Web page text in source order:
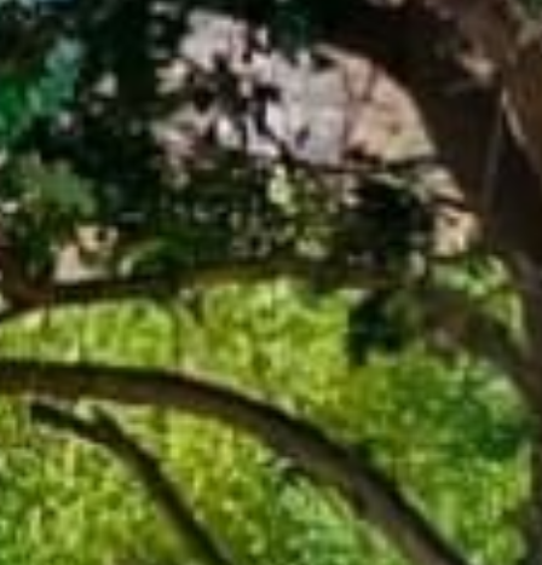






















